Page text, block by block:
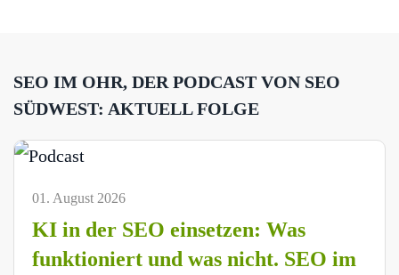
SEO IM OHR, DER PODCAST VON SEO
SÜDWEST: AKTUELL FOLGE
01. August 2026
KI in der SEO einsetzen: Was
funktioniert und was nicht. SEO im